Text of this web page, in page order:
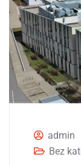
admin
Bez